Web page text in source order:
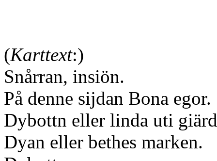
(Karttext:)
Snårran, insiön.
På denne sijdan Bona egor.
Dybottn eller linda uti
Dyan eller bethes marken.